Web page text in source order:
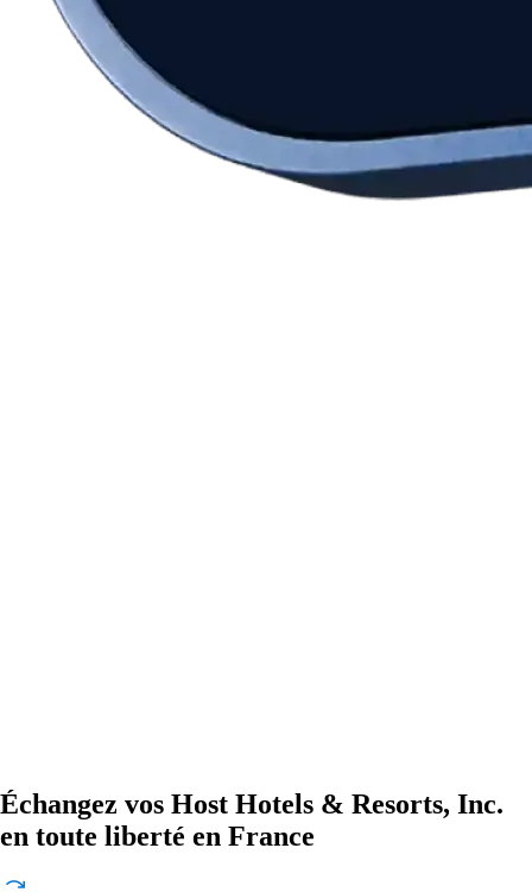
Échangez vos Host Hotels & Resorts, Inc.
en toute liberté en France